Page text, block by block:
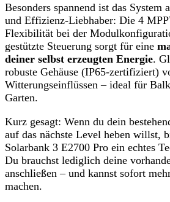
Besonders spannend ist das System
und Effizienz-Liebhaber: Die 4
Flexibilität bei der
gestützte Steuerung sorgt für eine
deiner selbst erzeugten Energie.
robuste Gehäuse (IP65-zertifiziert)
Witterungseinflüssen – ideal für
Garten.
Kurz gesagt: Wenn du dein
auf das nächste Level heben willst,
Solarbank 3 E2700 Pro ein echtes
Du brauchst lediglich deine
anschließen – und kannst sofort
machen.